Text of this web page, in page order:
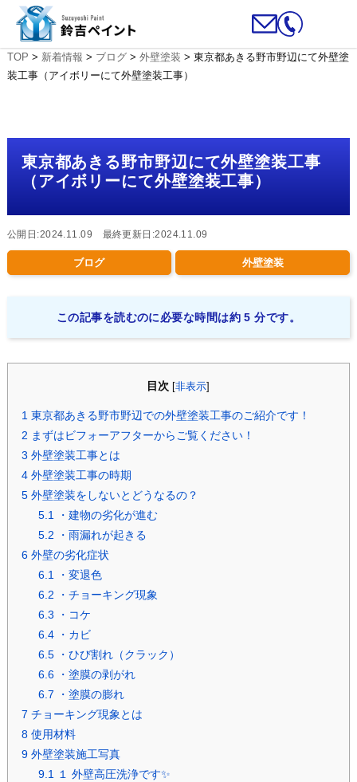
TOP > 新着情報 > ブログ> 外壁塗装 > 東京都あきる野市野辺にて外壁塗
装工事（アイボリーにて外壁塗装工事）
東京都あきる野市野辺にて外壁塗装工事
（アイボリーにて外壁塗装工事）
公開日:2024.11.09 最終更新日:2024.11.09
ブログ 外壁塗装
この記事を読むのに必要な時間は約 5 分です。
目次 [非表示
1東京都あきる野市野辺での外壁塗装工事のご紹介です！
2 まずはビフォーアフターからご覧ください！
3 外壁塗装工事とは
4外壁塗装工事の時期
5外壁塗装をしないとどうなるの？
5.1・建物の劣化が進む
5.2 ・雨漏れが起きる
6外壁の劣化症状
6.1・変退色
6.2 ・チョーキング現象
6.3 ・コケ
6.4・カビ
6.5・ひび割れ（クラック）
6.6・塗膜の剥がれ
6.7 ・塗膜の膨れ
7 チョーキング現象とは
8使用材料
9外壁塗装施工写真
9.1１ 外壁高圧洗浄です✨